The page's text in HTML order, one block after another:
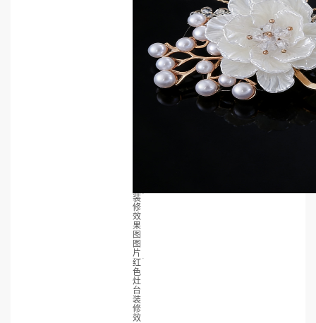
装
修
效
果
图
图
片
红
色
灶
台
装
修
效